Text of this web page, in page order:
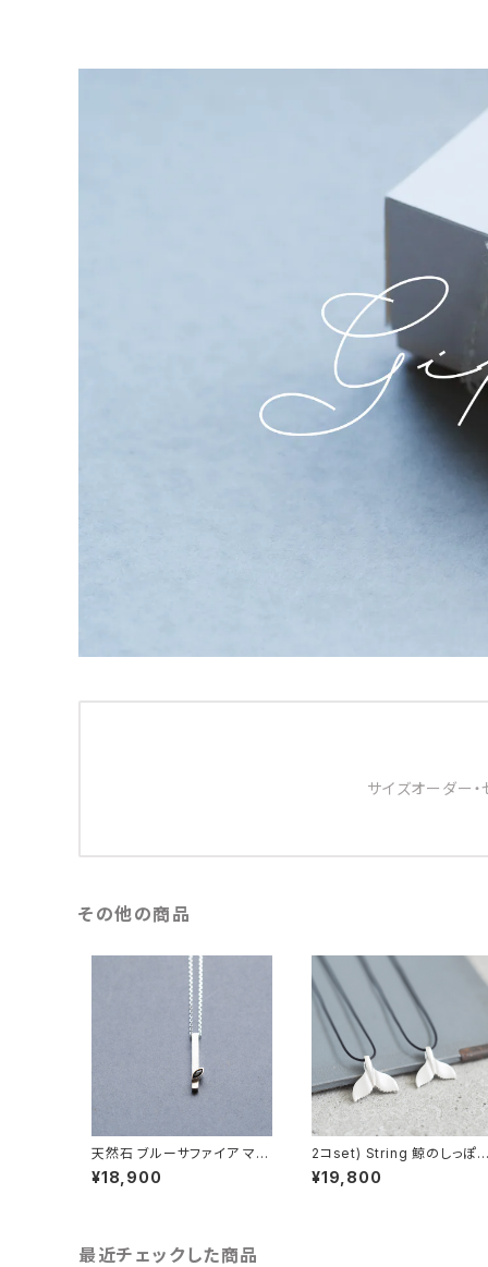
サイズオーダー
その他の商品
天然石 ブルーサファイア マー
キス ネックレス シルバー925
9月誕生石 メンズ ユニセック
¥18,900
2コset) String 鯨のしっぽ
ペア ネックレス シルバー925
¥19,800
最近チェックした商品